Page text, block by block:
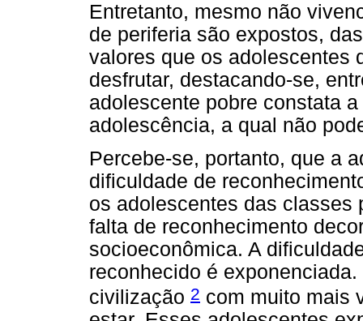
Entretanto, mesmo não
de periferia são expostos,
valores que os adolescentes
desfrutar, destacando-se,
adolescente pobre constata
adolescência, a qual não
Percebe-se, portanto, que a
dificuldade de
os adolescentes das classes
falta de reconhecimento
socioeconômica. A
reconhecido é
civilização 2 com muito mais